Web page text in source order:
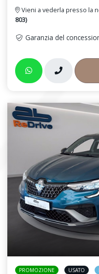
Vieni a vederla presso la
803)
Garanzia del
PROMOZIONE USATO